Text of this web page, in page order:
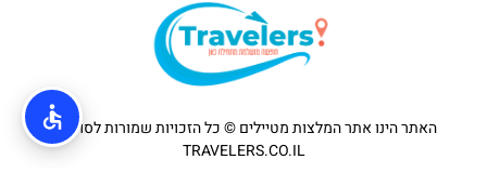
האתר הינו אתר המלצות מטיילים © כל הזכויות שמורות לסוכנות
TRAVELERS.CO.IL